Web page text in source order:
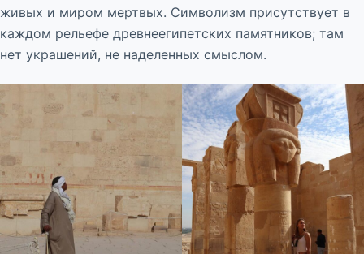
живых и миром мертвых. Символизм присутствует в
каждом рельефе древнеегипетских памятников; там
нет украшений, не наделенных смыслом.